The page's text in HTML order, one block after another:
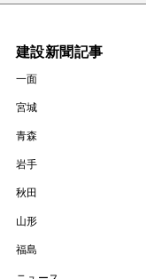
建設新聞記事
一面
宮城
青森
岩手
秋田
山形
福島